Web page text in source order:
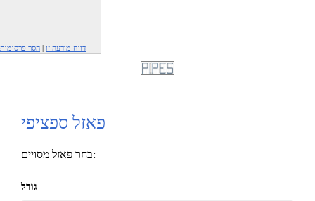
הסר פרסומות | דווח מודעה זו
פאזל ספציפי
בחר פאזל מסויים:
גודל